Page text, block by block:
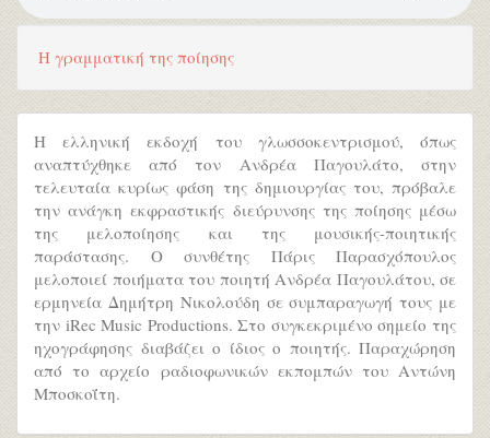
Η γραμματική της ποίησης
Η ελληνική εκδοχή του γλωσσοκεντρισμού, όπως
αναπτύχθηκε από τον Ανδρέα Παγουλάτο, στην
τελευταία κυρίως φάση της δημιουργίας του, πρόβαλε
την ανάγκη εκφραστικής διεύρυνσης της ποίησης μέσω
της μελοποίησης και της μουσικής-ποιητικής
παράστασης. O συνθέτης Πάρις Παρασχόπουλος
μελοποιεί ποιήματα του ποιητή Ανδρέα Παγουλάτου, σε
ερμηνεία Δημήτρη Νικολούδη σε συμπαραγωγή τους με
την iRec Music Productions. Στο συγκεκριμένο σημείο της
ηχογράφησης διαβάζει ο ίδιος ο ποιητής. Παραχώρηση
από το αρχείο ραδιοφωνικών εκπομπών του Αντώνη
Μποσκοΐτη.